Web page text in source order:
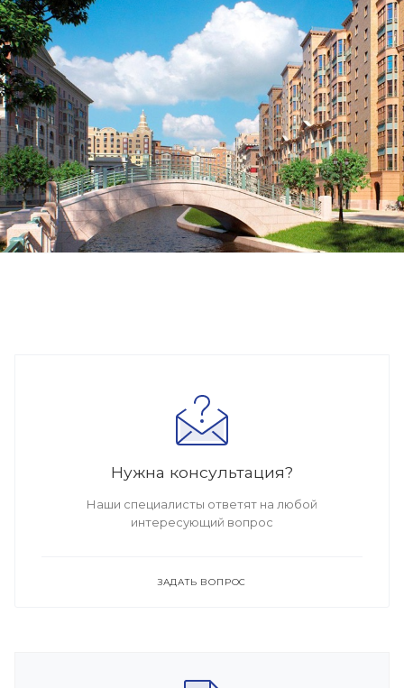
Нужна консультация?
Наши специалисты ответят на любой
интересующий вопрос
ЗАДАТЬ ВОПРОС